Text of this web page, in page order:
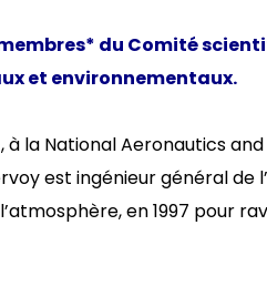
* du Comité
et environnementaux.
la National Aeronautics
est ingénieur général
en 1997 pour